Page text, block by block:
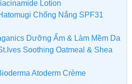
Lotion
Chống Nắng SPF31
Dưỡng Ẩm & Làm Mềm Da
Soothing Oatmeal & Shea
Atoderm Crème